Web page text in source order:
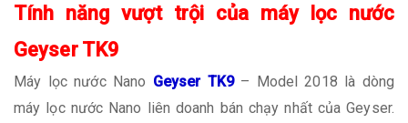
Tính năng vượt trội của máy lọc nước
Geyser TK9
Máy lọc nước Nano Geyser TK9– Model 2018 là dòng
máy lọc nước Nano liên doanh bán chạy nhất của Geyser.